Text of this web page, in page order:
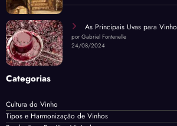
As Principais Uvas para Vinho
por Gabriel Fontenelle
24/08/2024
Categorias
Cultura do Vinho
Tipos e Harmonização de Vinhos